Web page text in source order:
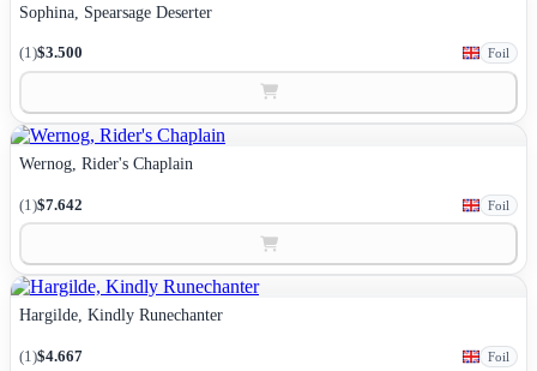
Sophina, Spearsage Deserter
(1)$3.500 Foil
Wernog, Rider's Chaplain
(1)$7.642 Foil
Hargilde, Kindly Runechanter
(1)$4.667 Foil